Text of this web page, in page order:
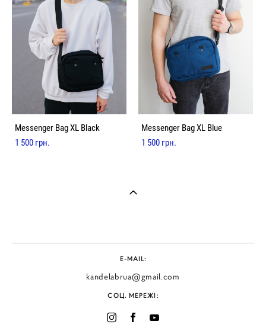
Messenger Bag XL Black
1 500 грн.
Messenger Bag XL Blue
1 500 грн.
E-MAIL:
kandelabrua@gmail.com
СОЦ. МЕРЕЖІ: